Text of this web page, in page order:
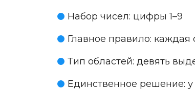
Набор чисел: цифры 1–9
Главное правило: каждая
Тип областей: девять
Единственное решение: